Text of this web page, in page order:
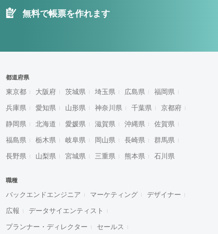
無料で帳票を作れます
都道府県
東京都 大阪府 茨城県 埼玉県 広島県 福岡県
兵庫県 愛知県 山形県 神奈川県 千葉県 京都府
静岡県 北海道 愛媛県 滋賀県 沖縄県 佐賀県
福島県 栃木県 岐阜県 岡山県 長崎県 群馬県
長野県 山梨県 宮城県 三重県 熊本県 石川県
職種
バックエンドエンジニア マーケティング デザイナー
広報 データサイエンティスト
プランナー・ディレクター セールス